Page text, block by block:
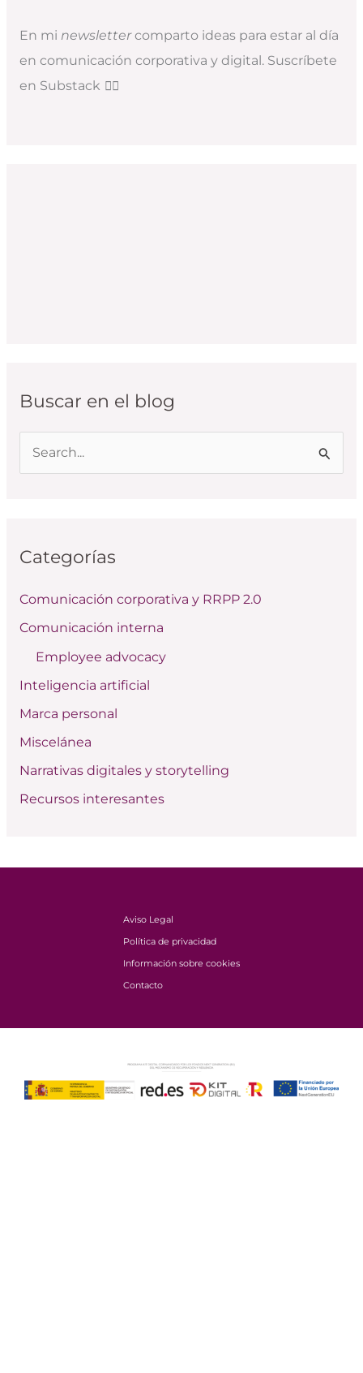
En mi newslettercomparto ideas para estar al día
en comunicación corporativa y digital. Suscríbete
en Substack 👇🏻
Buscar en el blog
a
p
o
:
Categorías
Comunicación corporativa y RRPP 2.0
Comunicación interna
Employee advocacy
Inteligencia artificial
Marca personal
Miscelánea
Narrativas digitales y storytelling
Recursos interesantes
Aviso Legal
Política de privacidad
Información sobre cookies
Contacto